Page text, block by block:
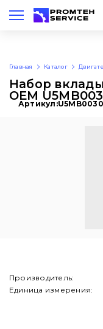
Рус
Главная Каталог
Набор
OEM
Артикул:
Производитель:
Единица измерения: